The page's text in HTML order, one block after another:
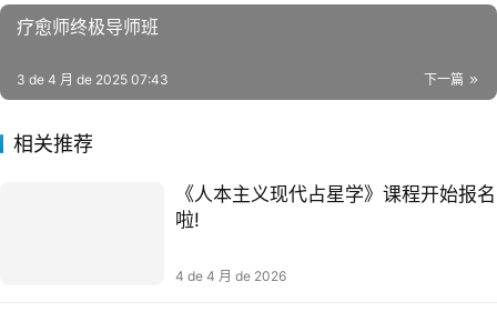
疗愈师终极导师班​​​
下一篇
3 de 4 月 de 2025 07:43
相关推荐
《人本主义现代占星学》课程开始报名
啦!
4 de 4 月 de 2026